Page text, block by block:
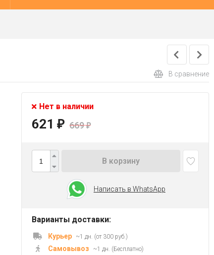
В сравнение
Нет в наличии
621 ₽ 669₽
В корзину
Написать в WhatsApp
Варианты доставки:
Курьер ~1 дн. (от 300 руб.)
Самовывоз ~1 дн. (Бесплатно)